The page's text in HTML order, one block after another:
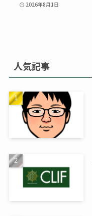
2026年8月1日
人気記事